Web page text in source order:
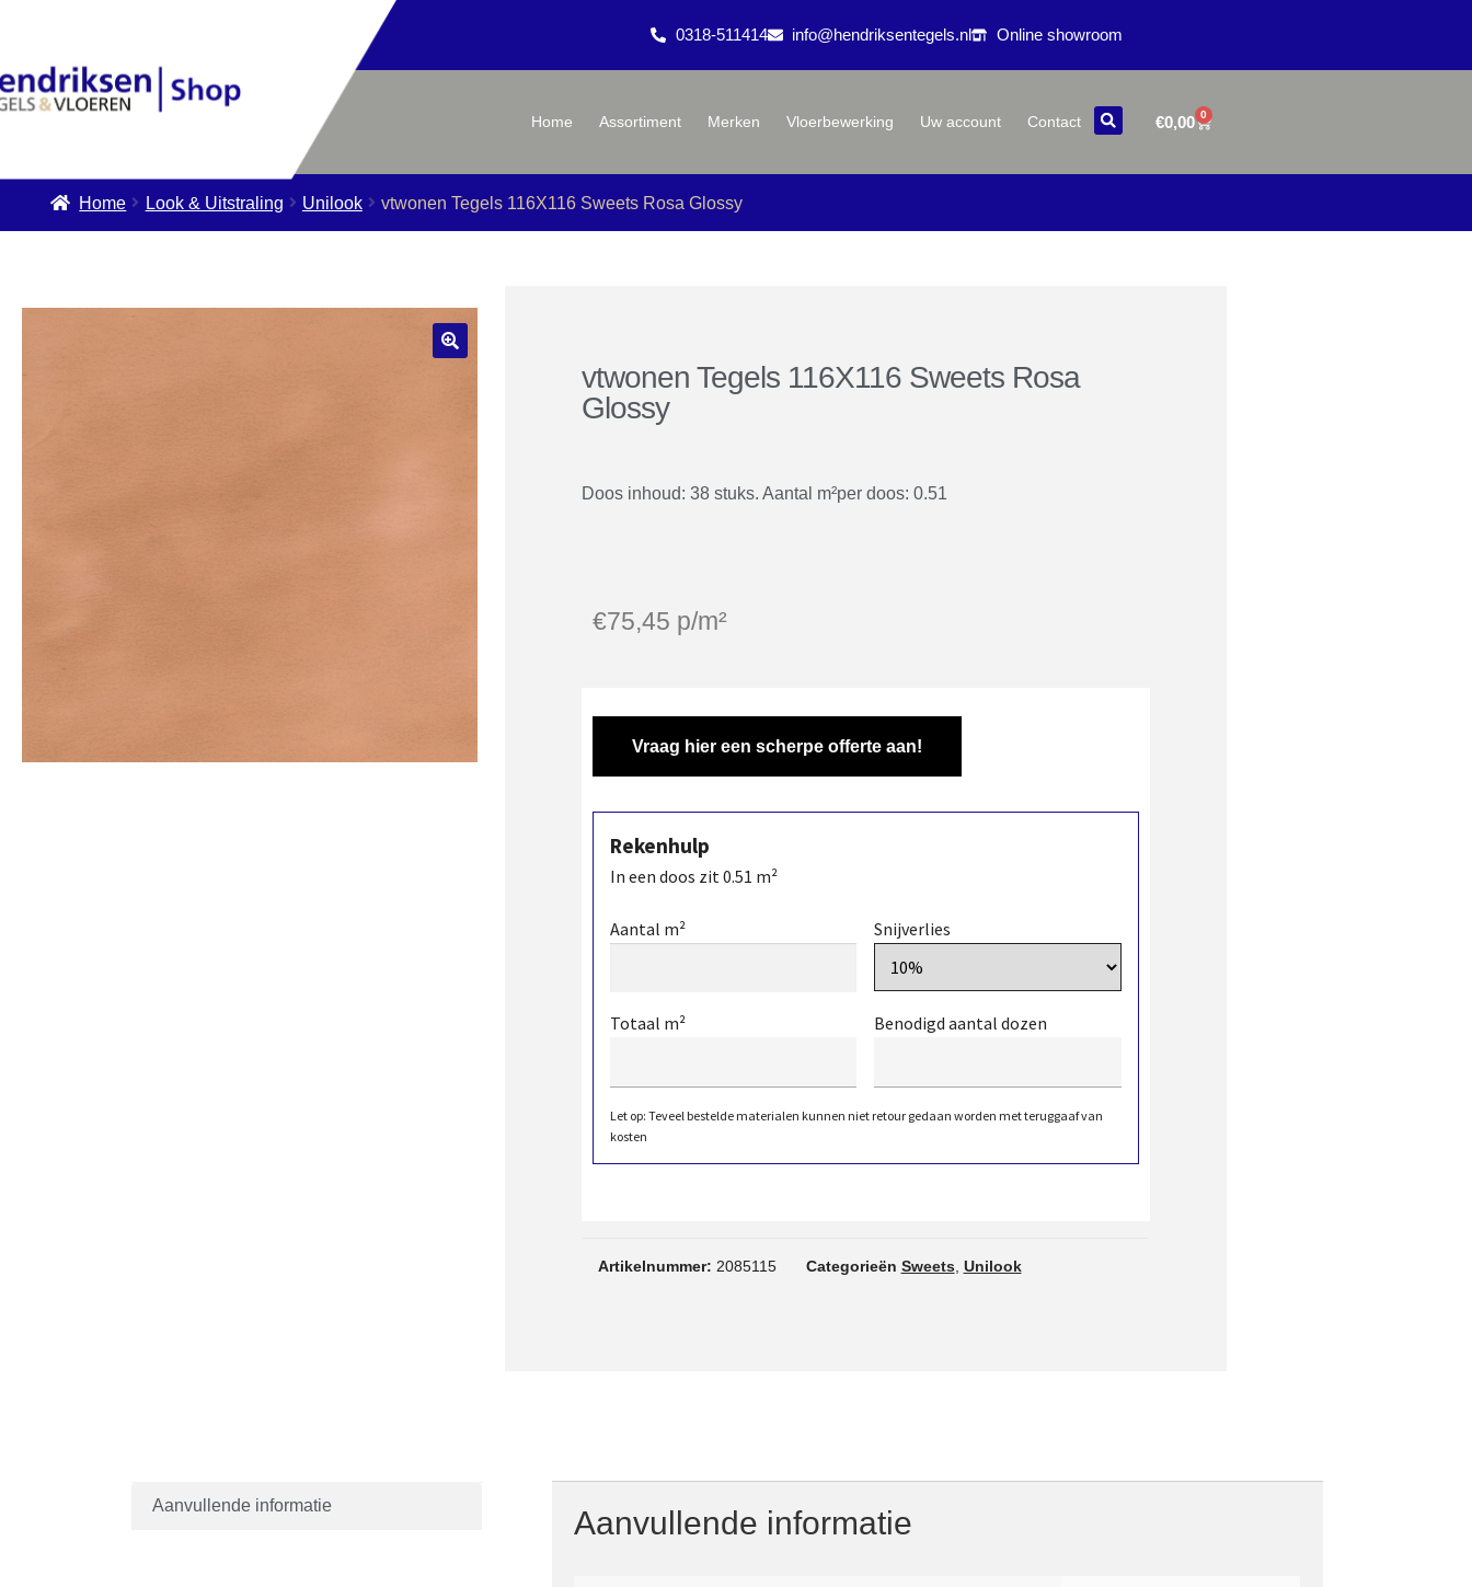
0318-511414 info@hendriksentegels.nl Online showroom
Home Assortiment Merken Vloerbewerking Uw account Contact €0,00 0
Home Look & Uitstraling Unilook vtwonen Tegels 116X116 Sweets Rosa Glossy
vtwonen Tegels 116X116 Sweets Rosa
Glossy
Doos inhoud: 38 stuks. Aantal m²per doos: 0.51
€75,45 p/m²
Vraag hier een scherpe offerte aan!
Rekenhulp
In een doos zit0.51 m²
Aantal m² Snijverlies
Totaal m² Benodigd aantal dozen
Let op: Teveel bestelde materialen kunnen niet retour gedaan worden met teruggaaf van
kosten
Artikelnummer: 2085115 Categorieën Sweets Unilook
Aanvullende informatie Aanvullende informatie